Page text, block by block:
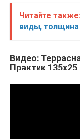
Читайте также:
виды, толщина
Видео:
Практик 135х25